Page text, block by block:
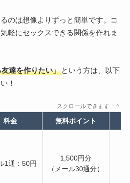
のは想像よりずっと簡単です。コ
軽にセックスできる関係を作れま
達を作りたい」という方は、以下
！
スクロールできます
料金 無料ポイント
1通：50円
1,500円分
（メール30通分）